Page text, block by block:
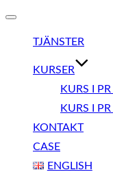
Slå
navigeringTJÄNSTER
KURSER
KURS I
KURS I
KONTAKT
CASE
ENGLISH